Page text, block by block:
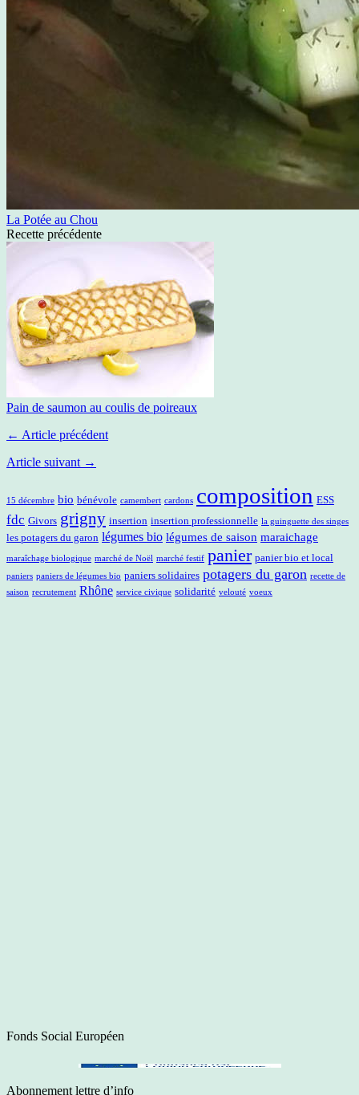
La Potée au Chou
Recette précédente
Pain de saumon au coulis de poireaux
← Article précédent
Article suivant →
15 décembre bio bénévole camembert cardons composition ESS
fdc Givors grigny insertion insertion professionnelle la guinguette des singes
les potagers du garon légumes bio légumes de saison maraichage
maraîchage biologique marché de Noël marché festif panier panier bio et local
paniers paniers de légumes bio paniers solidaires potagers du garon recette de
saison recrutement Rhône service civique solidarité velouté voeux
Fonds Social Européen
Abonnement lettre d’info